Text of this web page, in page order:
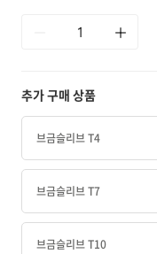
추가 구매 상품
브금슬리브 T4
브금슬리브 T7
브금슬리브 T10